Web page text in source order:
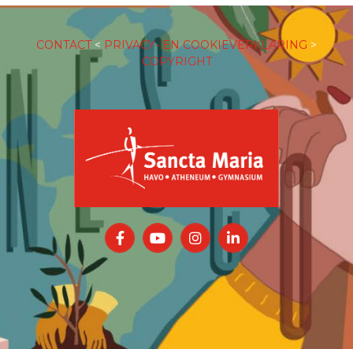
CONTACT< PRIVACY- EN COOKIEVERKLARING >
COPYRIGHT